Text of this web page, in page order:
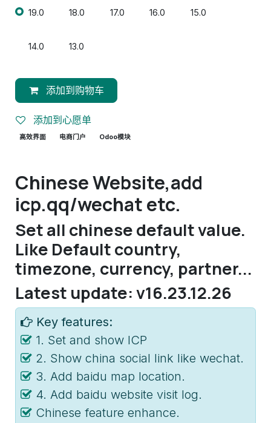
19.0 18.0 17.0 16.0 15.0
14.0 13.0
添加到购物车
添加到心愿单
高效界面 电商门户 Odoo模块
Chinese Website,add
icp.qq/wechat etc.
Set all chinese default value.
Like Default country,
timezone, currency, partner...
Latest update: v16.23.12.26
Key features:
1. Set and show ICP
2. Show china social link like wechat.
3. Add baidu map location.
4. Add baidu website visit log.
Chinese feature enhance.